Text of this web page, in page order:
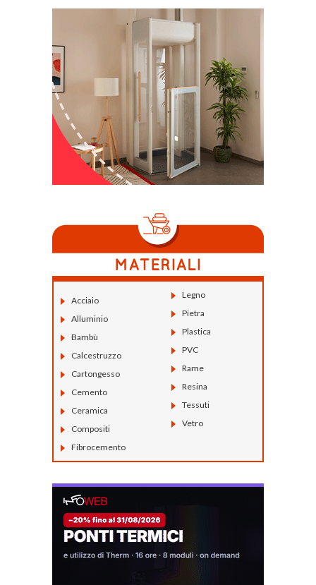
Acciaio
Alluminio
Bambù
Calcestruzzo
Cartongesso
Cemento
Ceramica
Compositi
Fibrocemento
Legno
Pietra
Plastica
PVC
Rame
Resina
Tessuti
Vetro